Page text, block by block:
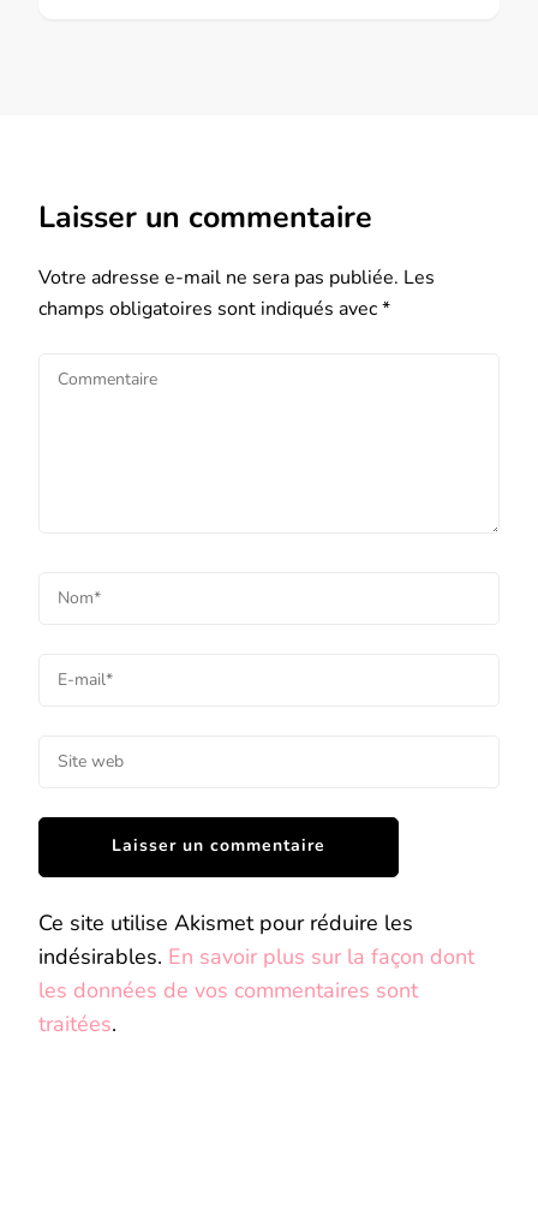
Laisser un commentaire
Votre adresse e-mail ne sera pas publiée. Les
champs obligatoires sont indiqués avec*
Ce site utilise Akismet pour réduire les
indésirables. En savoir plus sur la façon dont
les données de vos commentaires sont
traitées.